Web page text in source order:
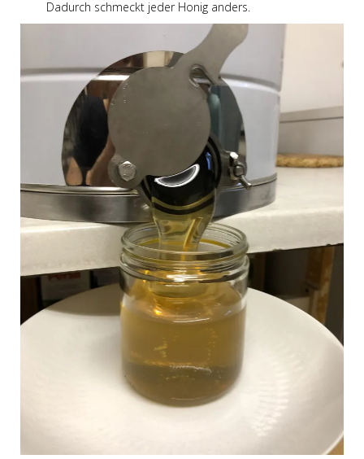
Dadurch schmeckt jeder Honig anders.